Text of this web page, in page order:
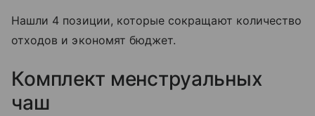
Нашли 4 позиции, которые сокращают количество
отходов и экономят бюджет.
Комплект менструальных
чаш